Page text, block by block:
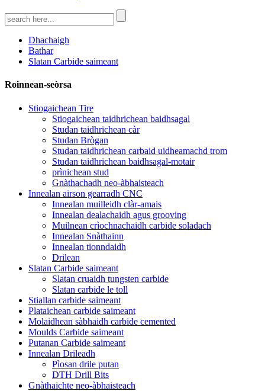
Dhachaigh
Bathar
Slatan Carbide saimeant
Roinnean-seòrsa
Stiogaichean Tire
Stiogaichean taidhrichean baidhsagal
Studan taidhrichean càr
Studan Brògan
Studan taidhrichean carbaid uidheamachd trom
Studan taidhrichean baidhsagal-motair
prìnichean stud
Gnàthachadh neo-àbhaisteach
Innealan airson gearradh CNC
Innealan muilleidh clàr-amais
Innealan dealachaidh agus grooving
Muilnean crìochnachaidh carbide soladach
Innealan Snàthainn
Innealan tionndaidh
Drilean
Slatan Carbide saimeant
Slatan cruaidh tungsten carbide
Slatan carbide le toll
Stiallan carbide saimeant
Plataichean carbide saimeant
Molaidhean sàbhaidh carbide cemented
Moulds Carbide saimeant
Putanan Carbide saimeant
Innealan Drileadh
Pìosan drile putan
DTH Drill Bits
Gnàthaichte neo-àbhaisteach